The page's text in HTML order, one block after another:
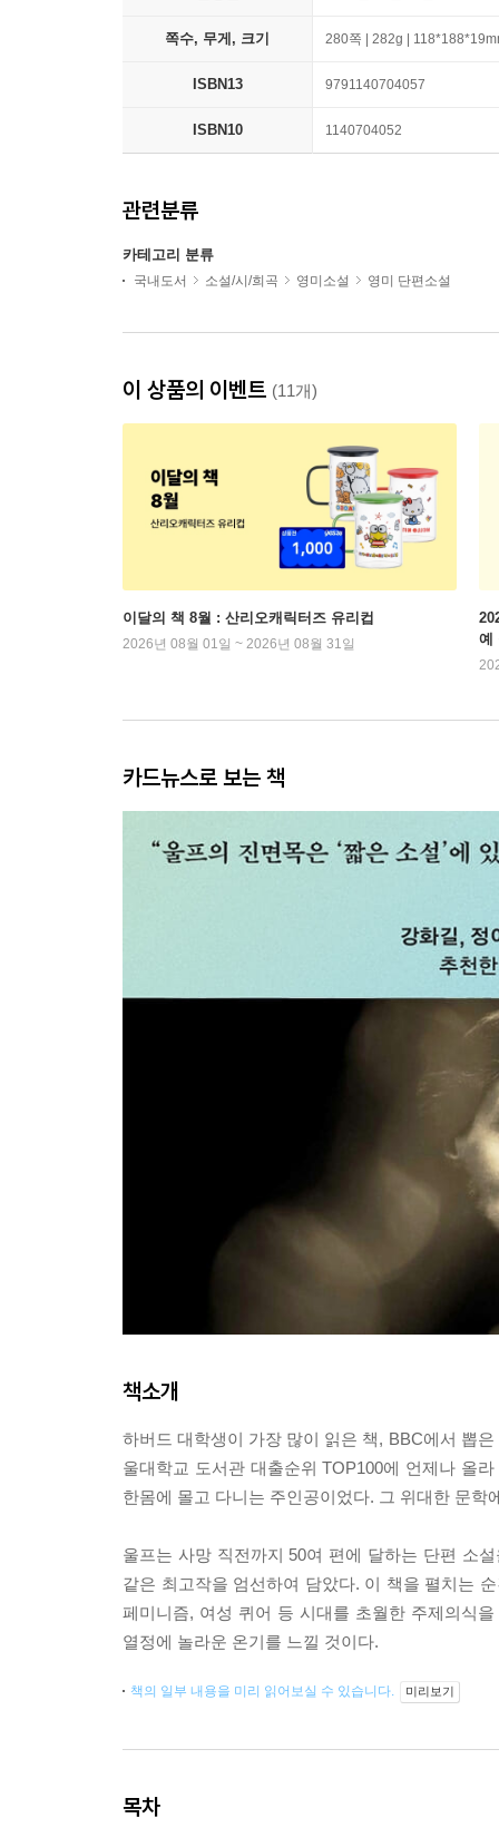
쪽수, 무게, 크기 280쪽 | 282g |
ISBN13 9791140704057
ISBN10 1140704052
관련분류
카테고리 분류
국내도서 소설/시/희곡 영미소설 영미 단편소설
이 상품의 이벤트 (11개)
이달의 책 8월 : 산리오캐릭터즈 유리컵
2026년 08월 01일 ~ 2026년 08월 31일
예
카드뉴스로 보는 책
책소개
하버드 대학생이 가장 많이 읽은 책, BBC에서 뽑
울대학교 도서관 대출순위 TOP100에 언제나 올
한몸에 몰고 다니는 주인공이었다. 그 위대한 문
울프는 사망 직전까지 50여 편에 달하는 단편 소
같은 최고작을 엄선하여 담았다. 이 책을 펼치는
페미니즘, 여성 퀴어 등 시대를 초월한 주제의식
열정에 놀라운 온기를 느낄 것이다.
책의 일부 내용을 미리 읽어보실 수 있습니다. 미리보기
목차